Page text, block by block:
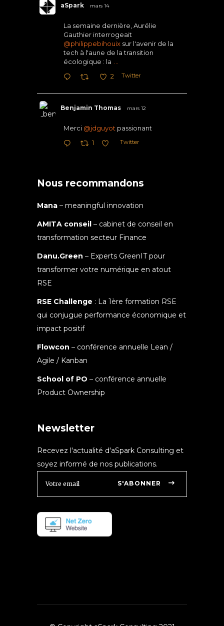
aSpark mars 14
La semaine dernière, Aurélie
Gauthier interrogeait
@philippebihouix sur l'avenir de la
tech à l'aune de la transition
écologique : la
2 Twitter
Benjamin Thomas mars 12
Merci @jdguyot passionant
1 Twitter
Nous recommandons
Mana – meaningful innovation
AMITA conseil – cabinet de conseil en
transformation secteur Finance
Danu.Green – Experts GreenIT pour
transformer votre numérique en atout
RSE
RSE Challenge : La 1ère formation RSE
qui conjugue performance économique et
impact positif
Flowcon – conférence annuelle Lean /
Agile / Kanban
School of PO – conférence annuelle
Product Ownership
Newsletter
Recevez l'actualité d'aSpark Consulting et
soyez informé de nos publications.
S'ABONNER